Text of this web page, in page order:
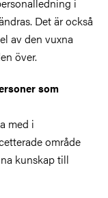
Det är också
av den vuxna
över.
som
med i
område
kunskap till